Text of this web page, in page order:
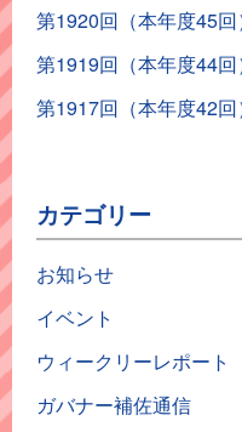
第1920回（本年度45回
第1919回（本年度44回
第1917回（本年度42回
カテゴリー
お知らせ
イベント
ウィークリーレポート
ガバナー補佐通信